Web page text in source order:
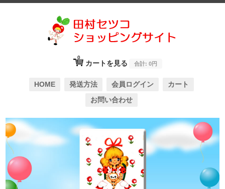
カートを見る
0
合計: 0円
HOME 発送方法 会員ログイン カート
お問い合わせ